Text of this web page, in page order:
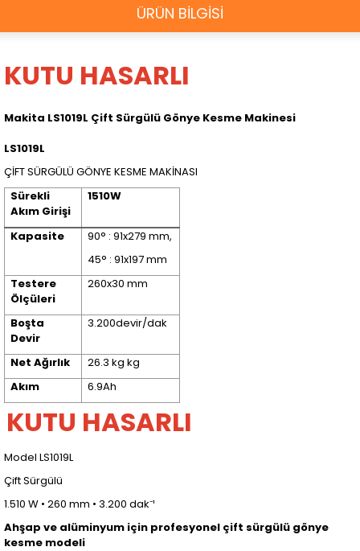
ÜRÜN BİLGİSİ
KUTU HASARLI
Makita LS1019L Çift Sürgülü Gönye Kesme Makinesi
LS1019L
ÇİFT SÜRGÜLÜ GÖNYE KESME MAKİNASI
Sürekli
Akım Girişi
1510W
Kapasite
90° : 91x279 mm,
45° : 91x197 mm
Testere
Ölçüleri
260x30 mm
Boşta
Devir
3.200devir/dak
Net Ağırlık
26.3 kg kg
Akım
6.9Ah
KUTU HASARLI
Model LS1019L
Çift Sürgülü
1.510 W • 260 mm • 3.200 dak⁻¹
Ahşap ve alüminyum için profesyonel çift sürgülü gönye
kesme modeli